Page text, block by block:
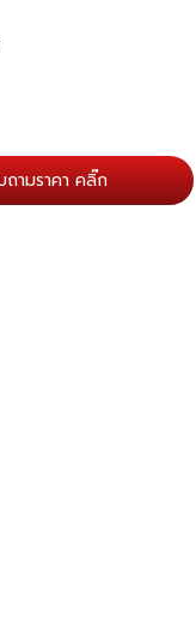
ามราคา คลิ๊ก